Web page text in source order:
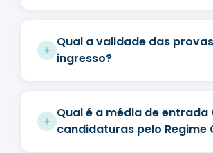
Qual a validade das
ingresso?
Qual é a média de entrada
candidaturas pelo Regime